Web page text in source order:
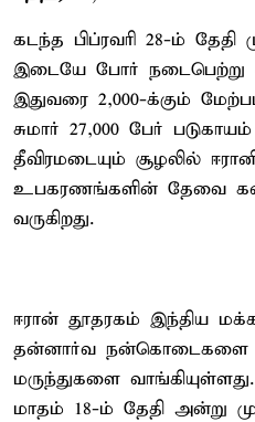
கடந்த பிப்ரவரி 28-ம்
இடையே போர் நடைபெற்று
இதுவரை 2,000-க்கும்
சுமார் 27,000 பேர்
தீவிரமடையும் சூழலில்
உபகரணங்களின் தேவை
வருகிறது.
ஈரான் தூதரகம் இந்திய
தன்னார்வ நன்கொடைகளை
மருந்துகளை
மாதம் 18-ம் தேதி அன்று